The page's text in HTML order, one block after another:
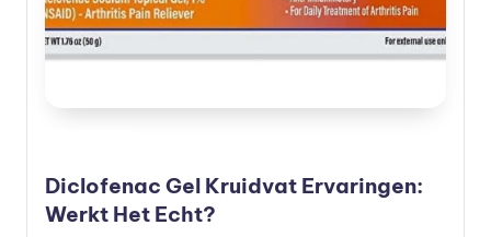
Diclofenac Gel Kruidvat Ervaringen:
Werkt Het Echt?